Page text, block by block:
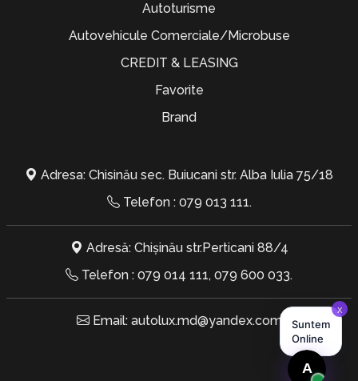
Autoturisme
Autovehicule Comerciale/Microbuse
CREDIT & LEASING
Favorite
Brand
Adresa: Chisinău sec. Buiucani str. Alba Iulia 75/18
Telefon : 079 013 111.
Adresă: Chișinău str.Perticani 88/4
Telefon : 079 014 111, 079 600 033.
Email: autolux.md@yandex.com